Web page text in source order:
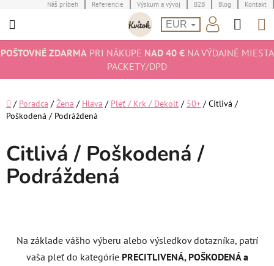
na
Náš príbeh Referencie Výskum a vývoj B2B Blog Kontakt
EUR
POŠTOVNÉ ZDARMAPRI NÁKUPE NAD 40 €NA VÝDAJNÉ MIESTA
PACKETY/DPD
Domov
/ Poradca / Žena / Hlava / Pleť / Krk / Dekolt / 50+ / Citlivá /
Poškodená / Podráždená
Citlivá / Poškodená /
Podráždená
Na základe vášho výberu alebo výsledkov dotazníka, patrí
vaša pleť do kategórie PRECITLIVENÁ, POŠKODENÁ a